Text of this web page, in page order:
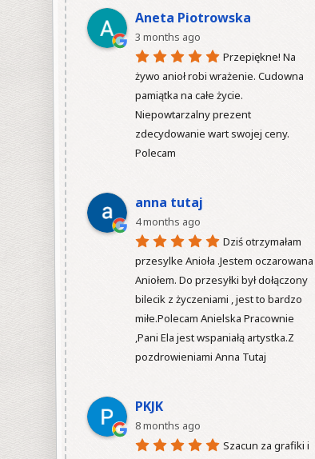
Aneta Piotrowska
3 months ago
Przepiękne! Na
żywo anioł robi wrażenie. Cudowna
pamiątka na całe życie.
Niepowtarzalny prezent
zdecydowanie wart swojej ceny.
Polecam
anna tutaj
4 months ago
Dziś otrzymałam
przesylke Anioła .Jestem oczarowana
Aniołem. Do przesyłki był dołączony
bilecik z życzeniami , jest to bardzo
miłe.Polecam Anielska Pracownie
,Pani Ela jest wspaniałą artystka.Z
pozdrowieniami Anna Tutaj
PKJK
8 months ago
Szacun za grafiki i